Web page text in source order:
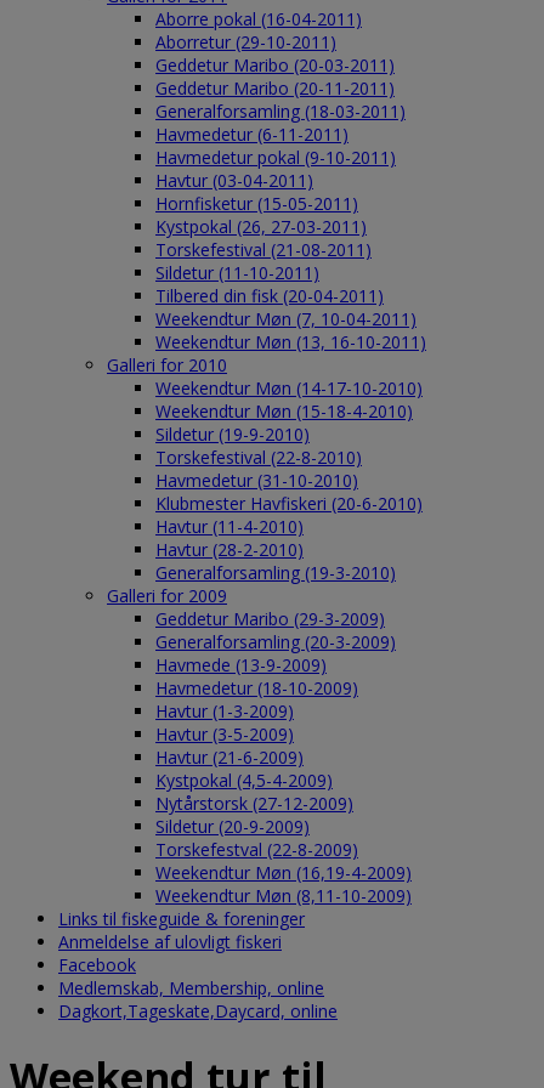
Aborre pokal (16-04-2011)
Aborretur (29-10-2011)
Geddetur Maribo (20-03-2011)
Geddetur Maribo (20-11-2011)
Generalforsamling (18-03-2011)
Havmedetur (6-11-2011)
Havmedetur pokal (9-10-2011)
Havtur (03-04-2011)
Hornfisketur (15-05-2011)
Kystpokal (26, 27-03-2011)
Torskefestival (21-08-2011)
Sildetur (11-10-2011)
Tilbered din fisk (20-04-2011)
Weekendtur Møn (7, 10-04-2011)
Weekendtur Møn (13, 16-10-2011)
Galleri for 2010
Weekendtur Møn (14-17-10-2010)
Weekendtur Møn (15-18-4-2010)
Sildetur (19-9-2010)
Torskefestival (22-8-2010)
Havmedetur (31-10-2010)
Klubmester Havfiskeri (20-6-2010)
Havtur (11-4-2010)
Havtur (28-2-2010)
Generalforsamling (19-3-2010)
Galleri for 2009
Geddetur Maribo (29-3-2009)
Generalforsamling (20-3-2009)
Havmede (13-9-2009)
Havmedetur (18-10-2009)
Havtur (1-3-2009)
Havtur (3-5-2009)
Havtur (21-6-2009)
Kystpokal (4,5-4-2009)
Nytårstorsk (27-12-2009)
Sildetur (20-9-2009)
Torskefestval (22-8-2009)
Weekendtur Møn (16,19-4-2009)
Weekendtur Møn (8,11-10-2009)
Links til fiskeguide & foreninger
Anmeldelse af ulovligt fiskeri
Facebook
Medlemskab, Membership, online
Dagkort,Tageskate,Daycard, online
Weekend tur til